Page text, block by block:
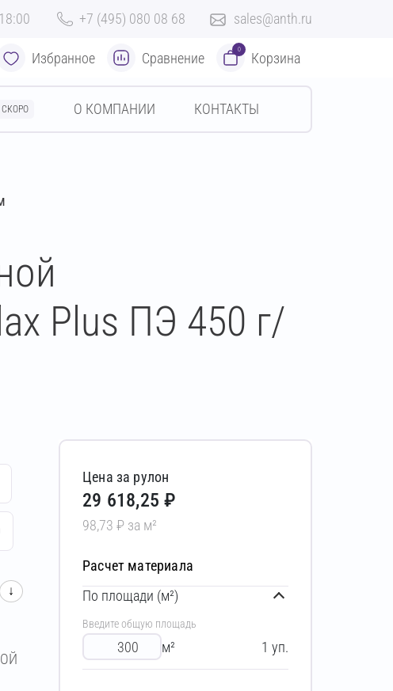
+7 (495) 080 08 68 sales@anth.ru
Избранное Сравнение
0
Корзина
СКОРО О КОМПАНИИ КОНТАКТЫ
Plus ПЭ 450 г/
↓
Цена за рулон
29 618,25 ₽
98,73 ₽ за м²
Расчет материала
По площади (м²)
Введите общую площадь
м² 1 уп.